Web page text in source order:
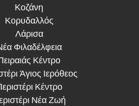
Κοζάνη
Κορυδαλλός
Λάρισα
Φιλαδέλφεια
Κέντρο
Άγιος Ιερόθεος
Κέντρο
Νέα Ζωή